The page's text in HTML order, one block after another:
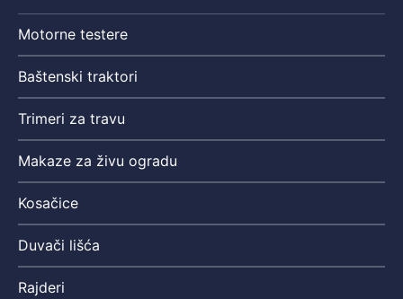
Motorne testere
Baštenski traktori
Trimeri za travu
Makaze za živu ogradu
Kosačice
Duvači lišća
Rajderi